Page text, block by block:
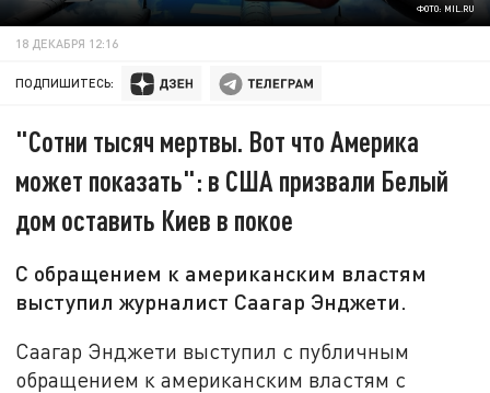
ФОТО: MIL.RU
18 ДЕКАБРЯ 12:16
ПОДПИШИТЕСЬ:
"Сотни тысяч мертвы. Вот что Америка
может показать": в США призвали Белый
дом оставить Киев в покое
С обращением к американским властям
выступил журналист Саагар Энджети.
Саагар Энджети выступил с публичным
обращением к американским властям с